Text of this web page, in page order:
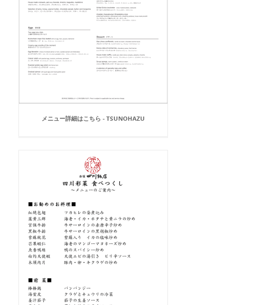
メニュー詳細はこちら - TSUNOHAZU